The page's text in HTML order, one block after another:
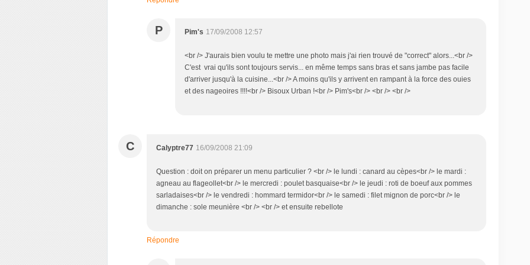
P Pim's 17/09/2008 12:57
<br /> J'aurais bien voulu te mettre une photo mais j'ai rien trouvé de "correct" alors...<br />
C'est vrai qu'ils sont toujours servis... en même temps sans bras et sans jambe pas facile
d'arriver jusqu'à la cuisine...<br /> A moins qu'ils y arrivent en rampant à la force des ouies
et des nageoires !!!!<br /> Bisoux Urban !<br /> Pim's<br /> <br /> <br />
C Calyptre77 16/09/2008 21:09
Question : doit on préparer un menu particulier ? <br /> le lundi : canard au cèpes<br /> le mardi :
agneau au flageollet<br /> le mercredi : poulet basquaise<br /> le jeudi : roti de boeuf aux pommes
sarladaises<br /> le vendredi : hommard termidor<br /> le samedi : filet mignon de porc<br /> le
dimanche : sole meunière <br /> <br /> et ensuite rebellote
Répondre